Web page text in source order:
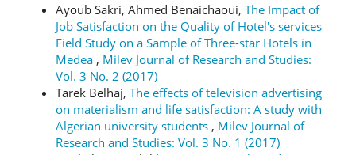
Ayoub Sakri, Ahmed Benaichaoui, The Impact of
Job Satisfaction on the Quality of Hotel's services
Field Study on a Sample of Three-star Hotels in
Medea , Milev Journal of Research and Studies:
Vol. 3 No. 2 (2017)
Tarek Belhaj, The effects of television advertising
on materialism and life satisfaction: A study with
Algerian university students , Milev Journal of
Research and Studies: Vol. 3 No. 1 (2017)